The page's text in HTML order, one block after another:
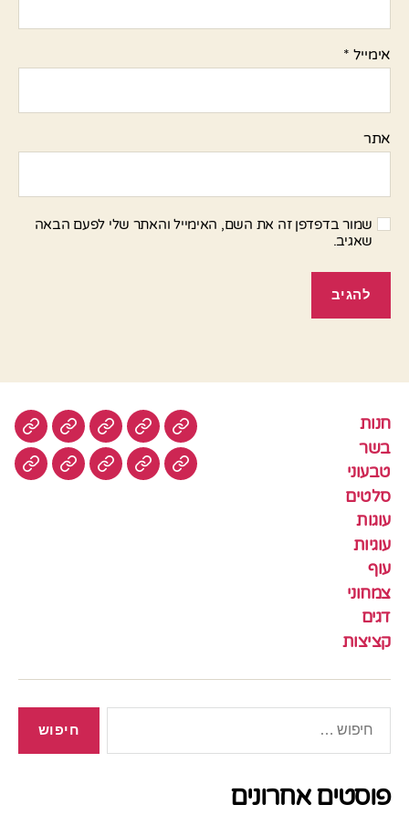
אימייל *
אתר
שמור בדפדפן זה את השם, האימייל והאתר שלי לפעם הבאה
שאגיב.
חנות
בשר
טבעוני
סלטים
עוגות
עוגיות
עוף
צמחוני
דגים
קציצות
חנות בשר טבעוניסלטים
עוגיותעוף צמחונידגים
פוסטים אחרונים